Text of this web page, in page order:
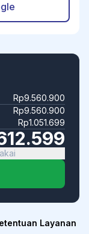
Rp9.560.900
Rp9.560.900
Rp1.051.699
Layanan